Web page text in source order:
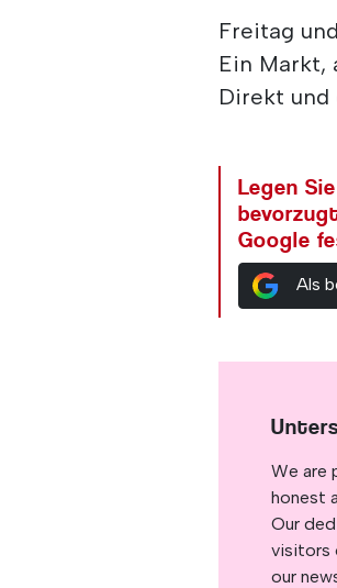
Freitag
Ein Markt,
Direkt und
Legen
Google
Als
We are
honest
Our
visitors
our